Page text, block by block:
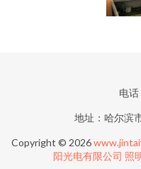
电
地址：哈尔滨
Copyright © 2026
阳光电有限公司 照